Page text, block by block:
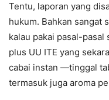
Tentu, laporan yang
hukum. Bahkan sangat
kalau pakai pasal-pasal
plus UU ITE yang
cabai instan —tinggal
termasuk juga aroma